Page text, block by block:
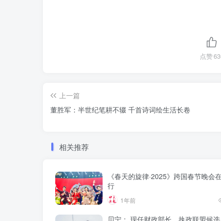
点赞
上一篇
董胜军：半世纪笔耕不辍 千首诗词绘生活长卷
相关推荐
《春天的旋律·2025》跨国春节晚会
行
1年前